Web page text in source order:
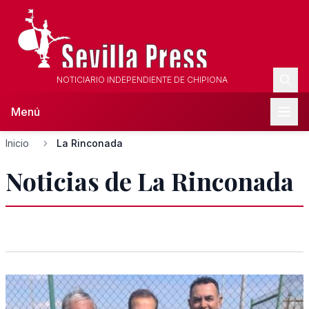
NOTICIARIO INDEPENDIENTE DE CHIPIONA
Menú
Inicio La Rinconada
Noticias de La Rinconada